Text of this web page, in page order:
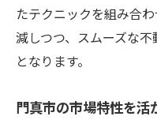
たテクニックを組み合
減しつつ、スムーズな
となります。
門真市の市場特性を活